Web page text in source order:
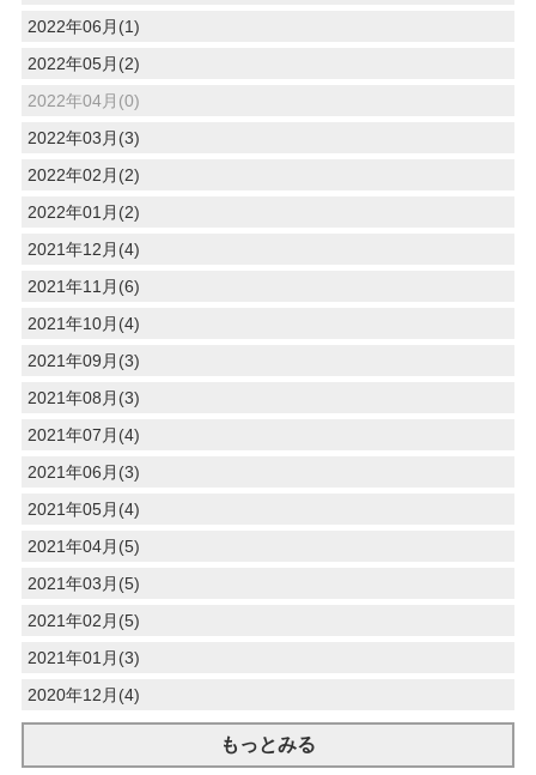
2022年06月(1)
2022年05月(2)
2022年04月(0)
2022年03月(3)
2022年02月(2)
2022年01月(2)
2021年12月(4)
2021年11月(6)
2021年10月(4)
2021年09月(3)
2021年08月(3)
2021年07月(4)
2021年06月(3)
2021年05月(4)
2021年04月(5)
2021年03月(5)
2021年02月(5)
2021年01月(3)
2020年12月(4)
もっとみる